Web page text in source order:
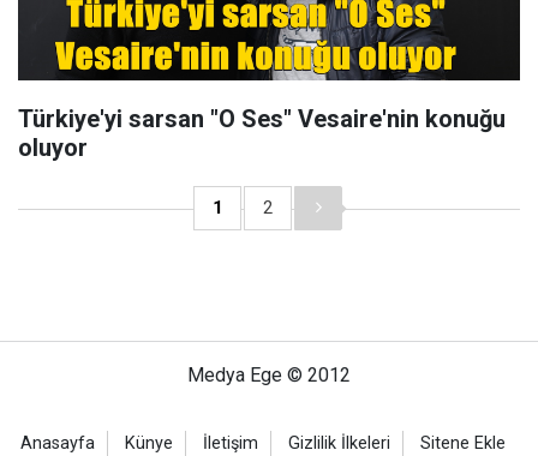
Türkiye'yi sarsan "O Ses" Vesaire'nin konuğu
oluyor
1 2
Medya Ege © 2012
Anasayfa Künye İletişim Gizlilik İlkeleri Sitene Ekle